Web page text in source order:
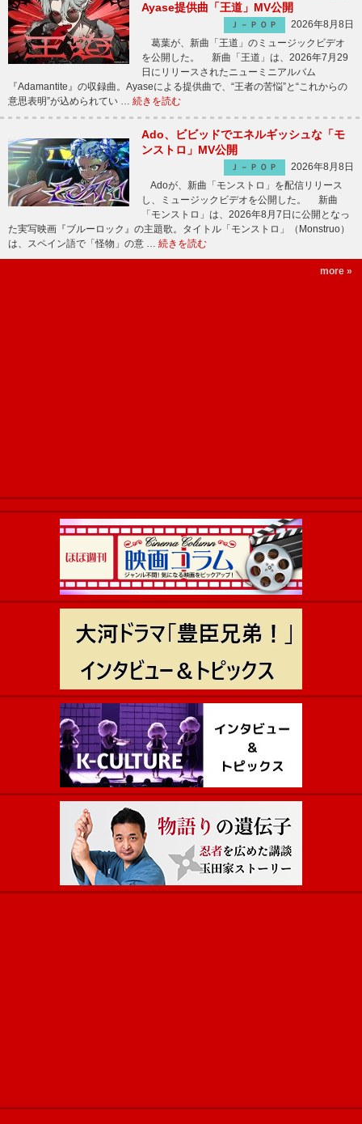
Ayase提供曲「王道」MV公開
Ｊ－ＰＯＰ
2026年8月8日
葛葉が、新曲「王道」のミュージックビデオ
を公開した。 新曲「王道」は、2026年7月29
日にリリースされたニューミニアルバム
『Adamantite』の収録曲。Ayaseによる提供曲で、“王者の苦悩”と“これからの
意思表明”が込められてい … 続きを読む
Ado、ビビッドでエネルギッシュな「モ
ンストロ」MV公開
Ｊ－ＰＯＰ
2026年8月8日
Adoが、新曲「モンストロ」を配信リリース
し、ミュージックビデオを公開した。 新曲
「モンストロ」は、2026年8月7日に公開となっ
た実写映画『ブルーロック』の主題歌。タイトル「モンストロ」（Monstruo）
は、スペイン語で「怪物」の意 … 続きを読む
more »